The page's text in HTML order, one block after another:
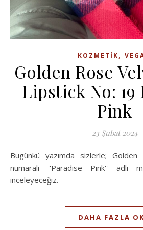
KOZMETIK,
Golden Rose
Lipstick No: 19
Pink
23 Şubat 2024
Bugünkü yazımda sizlerle; Golden Rose markasının 19
numaralı ''Paradise Pink'' adlı
inceleyeceğiz.
DAHA FAZLA